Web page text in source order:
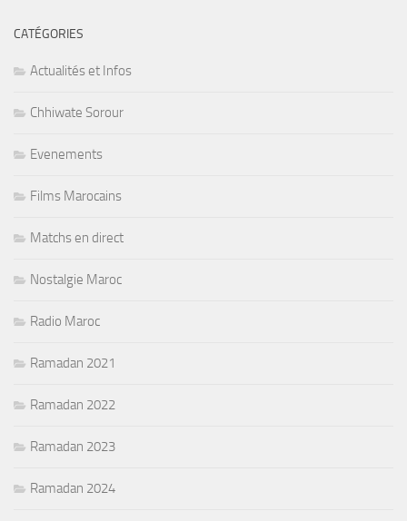
CATÉGORIES
Actualités et Infos
Chhiwate Sorour
Evenements
Films Marocains
Matchs en direct
Nostalgie Maroc
Radio Maroc
Ramadan 2021
Ramadan 2022
Ramadan 2023
Ramadan 2024